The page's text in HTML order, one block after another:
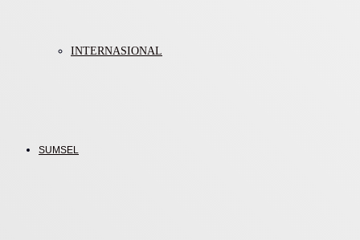
INTERNASIONAL
SUMSEL